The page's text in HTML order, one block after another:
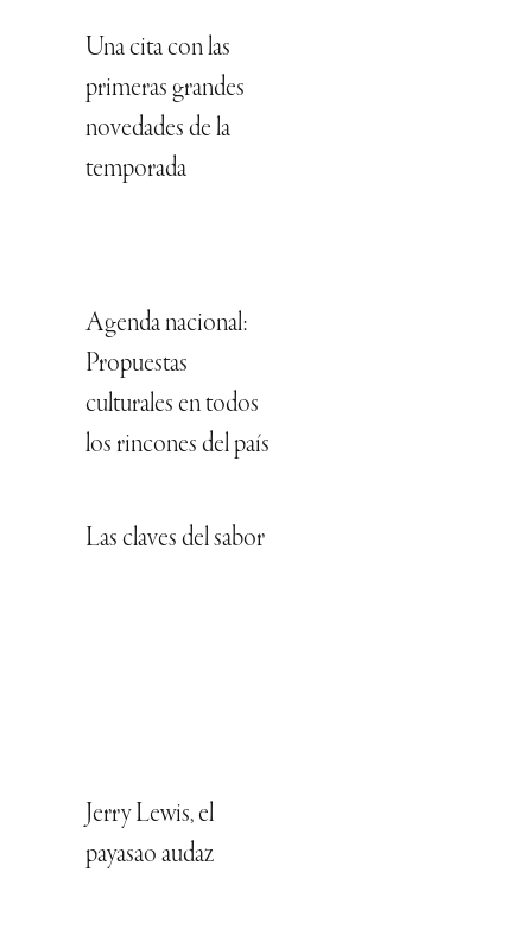
Una cita con las
primeras grandes
novedades de la
temporada
Agenda nacional:
Propuestas
culturales en todos
los rincones del país
Las claves del sabor
Jerry Lewis, el
payasao audaz